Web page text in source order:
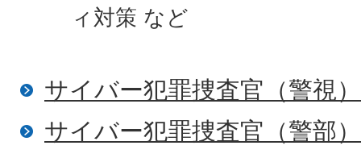
ィ対策 など
サイバー犯罪捜査官（警視
サイバー犯罪捜査官（警部